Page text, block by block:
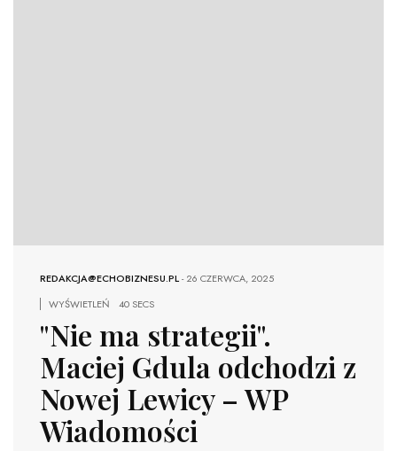
REDAKCJA@ECHOBIZNESU.PL-26 CZERWCA, 2025
WYŚWIETLEŃ
40 SECS
"Nie ma strategii".
Maciej Gdula odchodzi z
Nowej Lewicy – WP
Wiadomości